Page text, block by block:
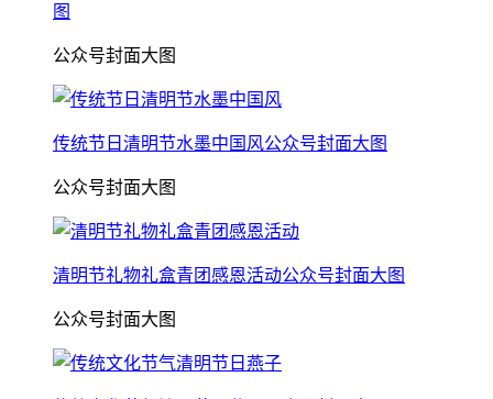
图
公众号封面大图
传统节日清明节水墨中国风公众号封面大图
公众号封面大图
清明节礼物礼盒青团感恩活动公众号封面大图
公众号封面大图